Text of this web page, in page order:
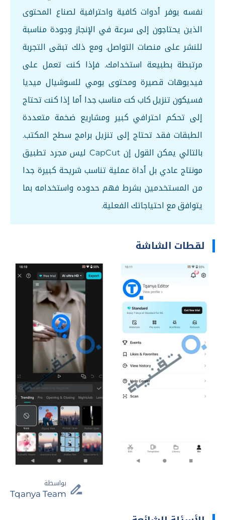
نفسه يوفر أدوات كافية واحترافية لصناع المحتوى
الذين يحتاجون إلى سرعة في الإنجاز وجودة مناسبة
للنشر على منصات التواصل. ومع ذلك تبقى التجربة
مرتبطة بطبيعة استخدامك. فإذا كنت تعمل على
فيديوهات قصيرة ومحتوى يومي للسوشيال ميديا
فسيكون تنزيل كاب كت مناسب جدا أما إذا كنت تحتاج
إلى تحكم احترافي كبير ومشاريع ضخمة متعددة
الطبقات فقد تحتاج إلى تنزيل برامج سطح المكتب.
بالتالي يمكن القول إن CapCut ليس مجرد تطبيق
مونتاج عادي بل أداة عملية تناسب شريحة كبيرة جدا
من المستخدمين بشرط فهم حدوده واستخدامه بما
يتوافق مع احتياجاتك الفعلية.
لقطات الشاشة
بواسطة
Tqanya Team